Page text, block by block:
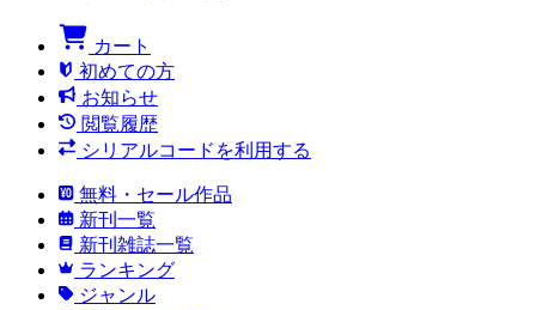
カート
初めての方
お知らせ
閲覧履歴
シリアルコードを利用する
無料・セール作品
新刊一覧
新刊雑誌一覧
ランキング
ジャンル